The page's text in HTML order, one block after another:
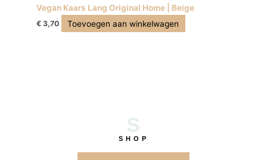
Vegan Kaars Lang Original Home | Beige
€ 3,70 Toevoegen aan winkelwagen
S
SHOP